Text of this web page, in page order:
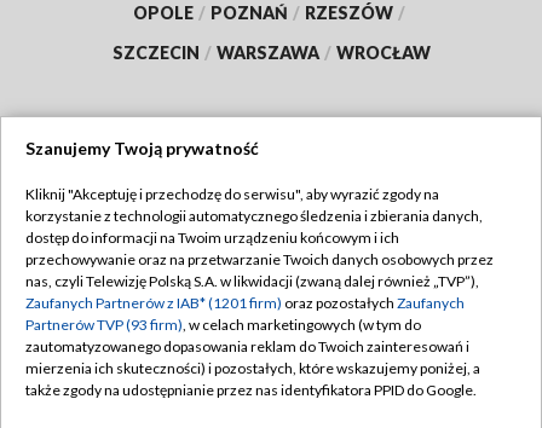
OPOLE / POZNAŃ / RZESZÓW /
SZCZECIN / WARSZAWA / WROCŁAW
TVP
Abonament TVP
Emisja w TVP
Centrum informacji TVP
Naziemna Telewizja Cyfrowa
Regulamin TVP
Polityka prywatności
Moje zgody
Pomoc
Szanujemy Twoją prywatność
Kliknij "Akceptuję i przechodzę do serwisu", aby wyrazić zgody na
korzystanie z technologii automatycznego śledzenia i zbierania danych,
dostęp do informacji na Twoim urządzeniu końcowym i ich
przechowywanie oraz na przetwarzanie Twoich danych osobowych przez
nas, czyli Telewizję Polską S.A. w likwidacji (zwaną dalej również „TVP”),
Zaufanych Partnerów z IAB* (1201 firm) oraz pozostałych Zaufanych
Partnerów TVP (93 firm), w celach marketingowych (w tym do
zautomatyzowanego dopasowania reklam do Twoich zainteresowań i
mierzenia ich skuteczności) i pozostałych, które wskazujemy poniżej, a
także zgody na udostępnianie przez nas identyfikatora PPID do Google.